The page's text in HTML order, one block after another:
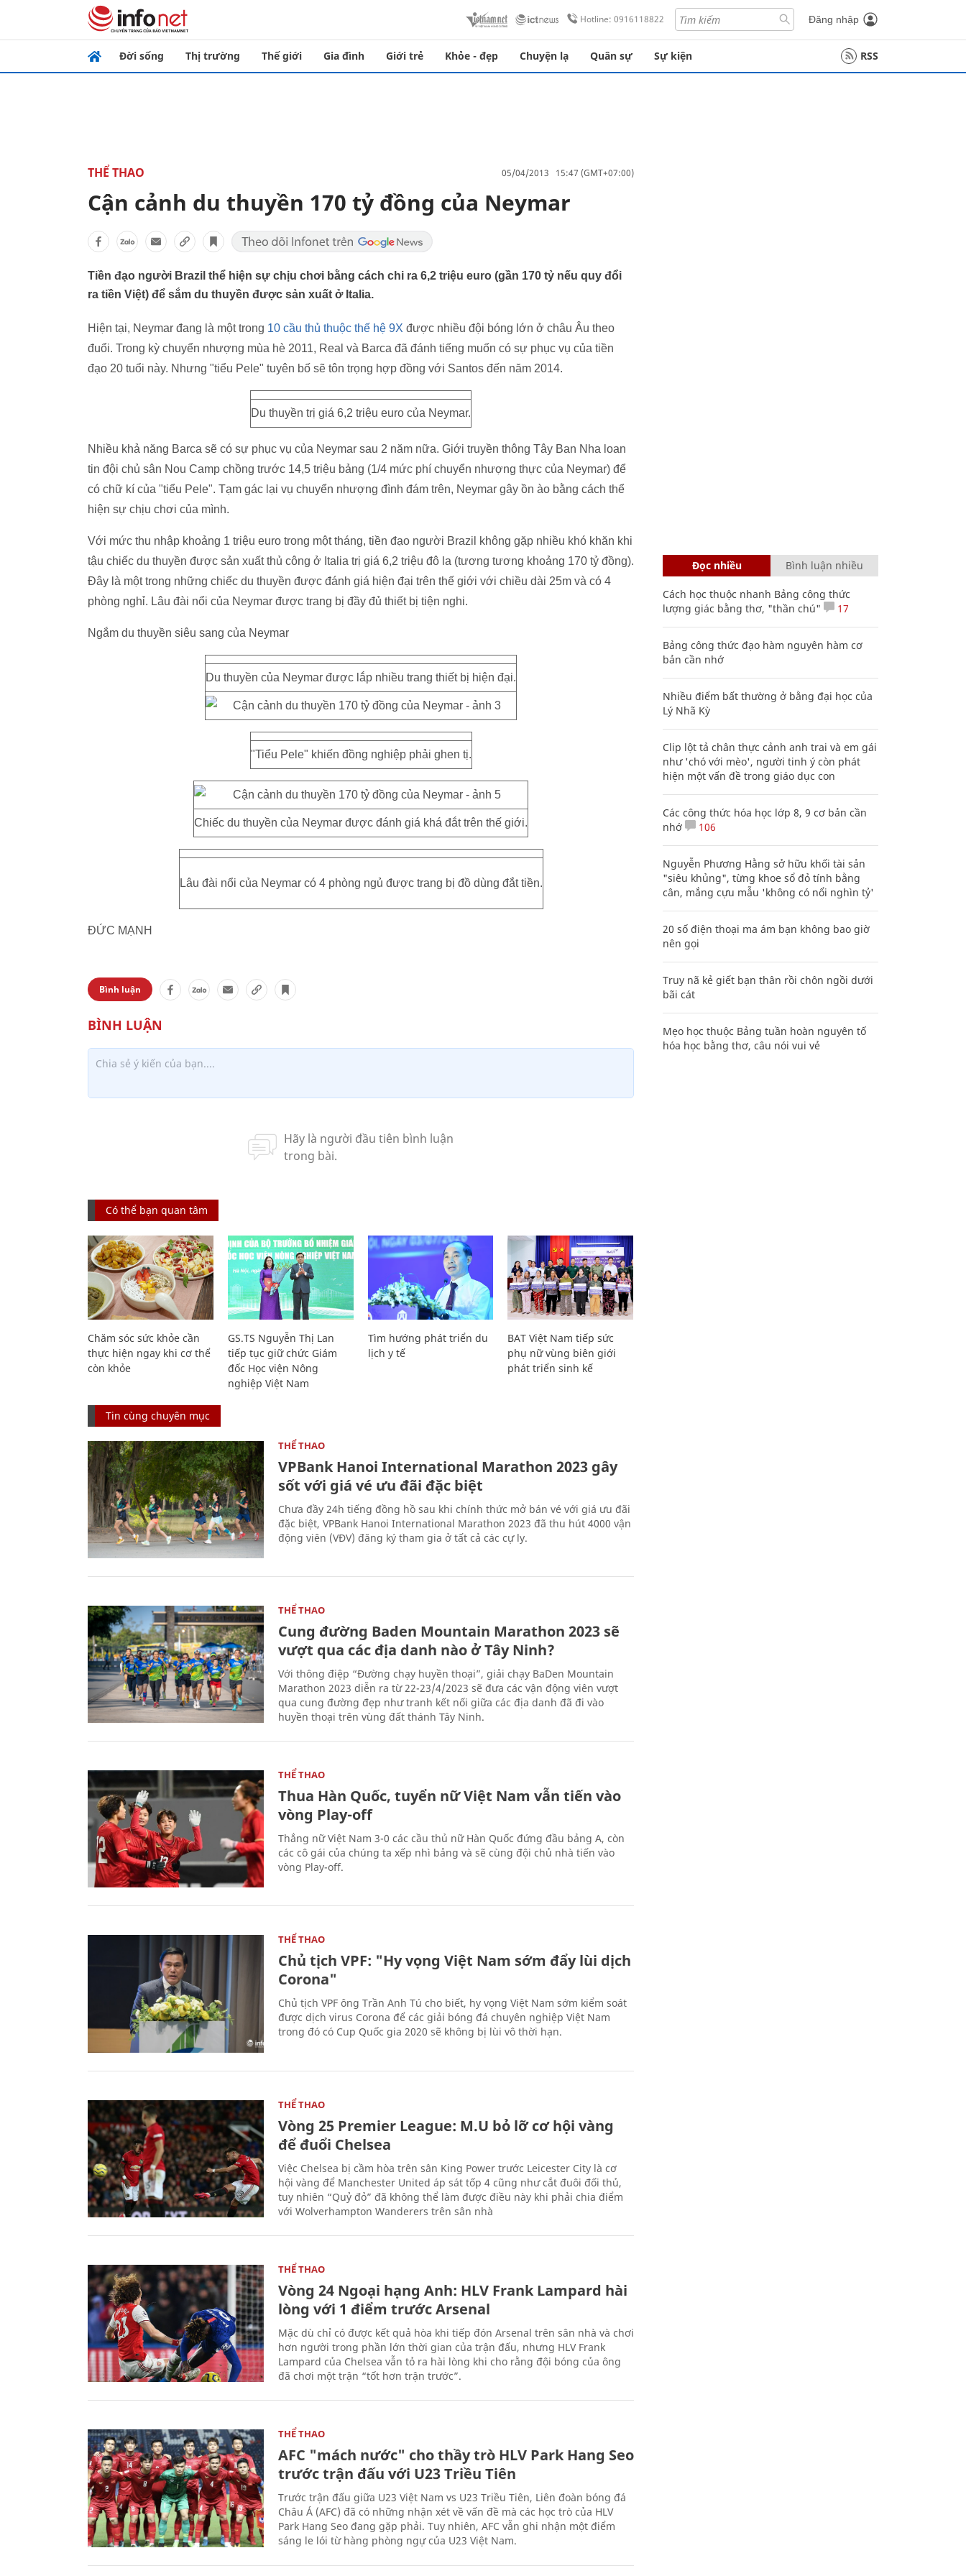
Hotline: 0916118822 Đăng nhập
Đời sống Thị trường Thế giới Gia đình Giới trẻ Khỏe - đẹp Chuyện lạ Quân sự Sự kiện RSS
THỂ THAO 05/04/2013 15:47 (GMT+07:00)
Cận cảnh du thuyền 170 tỷ đồng của Neymar
Tiền đạo người Brazil thể hiện sự chịu chơi bằng cách chi ra 6,2 triệu euro (gần 170 tỷ nếu quy đổi
ra tiền Việt) để sắm du thuyền được sản xuất ở Italia.
Hiện tại, Neymar đang là một trong 10 cầu thủ thuộc thế hệ 9X được nhiều đội bóng lớn ở châu Âu theo
đuổi. Trong kỳ chuyển nhượng mùa hè 2011, Real và Barca đã đánh tiếng muốn có sự phục vụ của tiền
đạo 20 tuổi này. Nhưng "tiểu Pele" tuyên bố sẽ tôn trọng hợp đồng với Santos đến năm 2014.
Du thuyền trị giá 6,2 triệu euro của Neymar.
Nhiều khả năng Barca sẽ có sự phục vụ của Neymar sau 2 năm nữa. Giới truyền thông Tây Ban Nha loan
tin đội chủ sân Nou Camp chồng trước 14,5 triệu bảng (1/4 mức phí chuyển nhượng thực của Neymar) để
có chữ kí của "tiểu Pele". Tạm gác lại vụ chuyển nhượng đình đám trên, Neymar gây ồn ào bằng cách thể
hiện sự chịu chơi của mình.
Với mức thu nhập khoảng 1 triệu euro trong một tháng, tiền đạo người Brazil không gặp nhiều khó khăn khi
tậu chiếc du thuyền được sản xuất thủ công ở Italia trị giá 6,2 triệu đô la (tương tương khoảng 170 tỷ đồng).
Đây là một trong những chiếc du thuyền được đánh giá hiện đại trên thế giới với chiều dài 25m và có 4
phòng nghỉ. Lâu đài nổi của Neymar được trang bị đầy đủ thiết bị tiện nghi.
Ngắm du thuyền siêu sang của Neymar
Du thuyền của Neymar được lắp nhiều trang thiết bị hiện đại.
"Tiểu Pele" khiến đồng nghiệp phải ghen tị.
Chiếc du thuyền của Neymar được đánh giá khá đắt trên thế giới.
Lâu đài nổi của Neymar có 4 phòng ngủ được trang bị đồ dùng đắt tiền.
ĐỨC MẠNH
Bình luận
Có thể bạn quan tâm
Chăm sóc sức khỏe cần
thực hiện ngay khi cơ thể
còn khỏe
GS.TS Nguyễn Thị Lan
tiếp tục giữ chức Giám
đốc Học viện Nông
nghiệp Việt Nam
Tìm hướng phát triển du
lịch y tế
BAT Việt Nam tiếp sức
phụ nữ vùng biên giới
phát triển sinh kế
Tin cùng chuyên mục
THỂ THAO
VPBank Hanoi International Marathon 2023 gây
sốt với giá vé ưu đãi đặc biệt
Chưa đầy 24h tiếng đồng hồ sau khi chính thức mở bán vé với giá ưu đãi
đặc biệt, VPBank Hanoi International Marathon 2023 đã thu hút 4000 vận
động viên (VĐV) đăng ký tham gia ở tất cả các cự ly.
THỂ THAO
Cung đường Baden Mountain Marathon 2023 sẽ
vượt qua các địa danh nào ở Tây Ninh?
Với thông điệp “Đường chạy huyền thoại”, giải chạy BaDen Mountain
Marathon 2023 diễn ra từ 22-23/4/2023 sẽ đưa các vận động viên vượt
qua cung đường đẹp như tranh kết nối giữa các địa danh đã đi vào
huyền thoại trên vùng đất thánh Tây Ninh.
THỂ THAO
Thua Hàn Quốc, tuyển nữ Việt Nam vẫn tiến vào
vòng Play-off
Thắng nữ Việt Nam 3-0 các cầu thủ nữ Hàn Quốc đứng đầu bảng A, còn
các cô gái của chúng ta xếp nhì bảng và sẽ cùng đội chủ nhà tiến vào
vòng Play-off.
THỂ THAO
Chủ tịch VPF: "Hy vọng Việt Nam sớm đẩy lùi dịch
Corona"
Chủ tịch VPF ông Trần Anh Tú cho biết, hy vọng Việt Nam sớm kiểm soát
được dịch virus Corona để các giải bóng đá chuyên nghiệp Việt Nam
trong đó có Cup Quốc gia 2020 sẽ không bị lùi vô thời hạn.
THỂ THAO
Vòng 25 Premier League: M.U bỏ lỡ cơ hội vàng
để đuổi Chelsea
Việc Chelsea bị cầm hòa trên sân King Power trước Leicester City là cơ
hội vàng để Manchester United áp sát tốp 4 cũng như cắt đuôi đối thủ,
tuy nhiên “Quỷ đỏ” đã không thể làm được điều này khi phải chia điểm
với Wolverhampton Wanderers trên sân nhà
THỂ THAO
Vòng 24 Ngoại hạng Anh: HLV Frank Lampard hài
lòng với 1 điểm trước Arsenal
Mặc dù chỉ có được kết quả hòa khi tiếp đón Arsenal trên sân nhà và chơi
hơn người trong phần lớn thời gian của trận đấu, nhưng HLV Frank
Lampard của Chelsea vẫn tỏ ra hài lòng khi cho rằng đội bóng của ông
đã chơi một trận “tốt hơn trận trước”.
THỂ THAO
AFC "mách nước" cho thầy trò HLV Park Hang Seo
trước trận đấu với U23 Triều Tiên
Trước trận đấu giữa U23 Việt Nam vs U23 Triều Tiên, Liên đoàn bóng đá
Châu Á (AFC) đã có những nhận xét về vấn đề mà các học trò của HLV
Park Hang Seo đang gặp phải. Tuy nhiên, AFC vẫn ghi nhận một điểm
sáng le lói từ hàng phòng ngự của U23 Việt Nam.
Đọc nhiều Bình luận nhiều
Cách học thuộc nhanh Bảng công thức
lượng giác bằng thơ, "thần chú"
17
Bảng công thức đạo hàm nguyên hàm cơ
bản cần nhớ
Nhiều điểm bất thường ở bằng đại học của
Lý Nhã Kỳ
Clip lột tả chân thực cảnh anh trai và em gái
như 'chó với mèo', người tinh ý còn phát
hiện một vấn đề trong giáo dục con
Các công thức hóa học lớp 8, 9 cơ bản cần
nhớ
106
Nguyễn Phương Hằng sở hữu khối tài sản
"siêu khủng", từng khoe sổ đỏ tính bằng
cân, mắng cựu mẫu 'không có nổi nghìn tỷ'
20 số điện thoại ma ám bạn không bao giờ
nên gọi
Truy nã kẻ giết bạn thân rồi chôn ngồi dưới
bãi cát
Mẹo học thuộc Bảng tuần hoàn nguyên tố
hóa học bằng thơ, câu nói vui vẻ